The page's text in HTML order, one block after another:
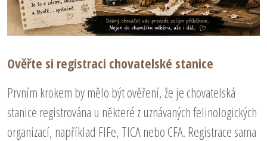
Ověřte si registraci chovatelské stanice
Prvním krokem by mělo být ověření, že je chovatelská
stanice registrována u některé z uznávaných felinologických
organizací, například FIFe, TICA nebo CFA. Registrace sama